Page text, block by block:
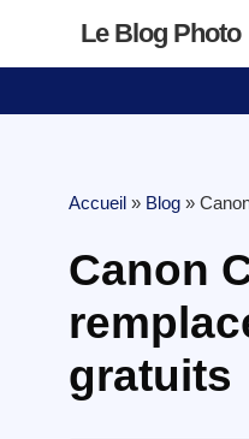
Le Blog Photo
Accueil » Blog »
Canon
gratuits